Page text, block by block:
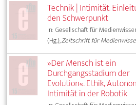
Technik | Intimität.
den Schwerpunkt
In: Gesellschaft für
(Hg.),Zeitschrift für
»Der Mensch ist ein
Durchgangsstadium der
Evolution«. Ethik,
Intimität in der Robotik